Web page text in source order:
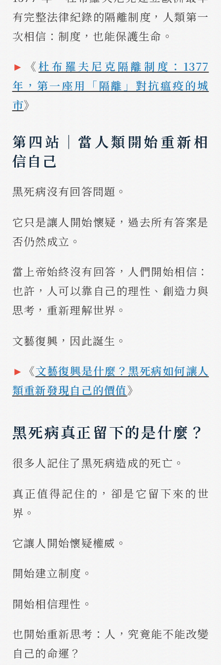
有完整法律紀錄的隔離制度，人類第一
次相信：制度，也能保護生命。
►
《杜布羅夫尼克隔離制度：1377
年，第一座用「隔離」對抗瘟疫的城
市》
第四站｜當人類開始重新相
信自己
黑死病沒有回答問題。
它只是讓人開始懷疑，過去所有答案是
否仍然成立。
當上帝始終沒有回答，人們開始相信：
也許，人可以靠自己的理性、創造力與
思考，重新理解世界。
文藝復興，因此誕生。
► 《文藝復興是什麼？黑死病如何讓人
類重新發現自己的價值》
黑死病真正留下的是什麼？
很多人記住了黑死病造成的死亡。
真正值得記住的，卻是它留下來的世
界。
它讓人開始懷疑權威。
開始建立制度。
開始相信理性。
也開始重新思考：人，究竟能不能改變
自己的命運？